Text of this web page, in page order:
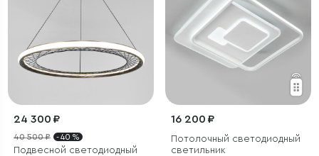
24 300 ₽
40 500 ₽ - 40 %
Подвесной светодиодный
16 200 ₽
Потолочный светодиодный
светильник